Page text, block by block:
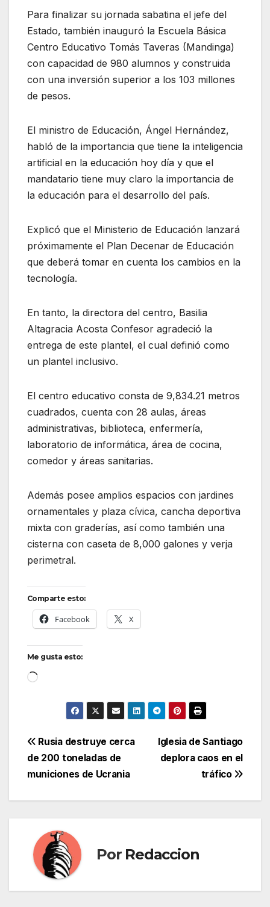
Para finalizar su jornada sabatina el jefe del
Estado, también inauguró la Escuela Básica
Centro Educativo Tomás Taveras (Mandinga)
con capacidad de 980 alumnos y construida
con una inversión superior a los 103 millones
de pesos.
El ministro de Educación, Ángel Hernández,
habló de la importancia que tiene la inteligencia
artificial en la educación hoy día y que el
mandatario tiene muy claro la importancia de
la educación para el desarrollo del país.
Explicó que el Ministerio de Educación lanzará
próximamente el Plan Decenar de Educación
que deberá tomar en cuenta los cambios en la
tecnología.
En tanto, la directora del centro, Basilia
Altagracia Acosta Confesor agradeció la
entrega de este plantel, el cual definió como
un plantel inclusivo.
El centro educativo consta de 9,834.21 metros
cuadrados, cuenta con 28 aulas, áreas
administrativas, biblioteca, enfermería,
laboratorio de informática, área de cocina,
comedor y áreas sanitarias.
Además posee amplios espacios con jardines
ornamentales y plaza cívica, cancha deportiva
mixta con graderías, así como también una
cisterna con caseta de 8,000 galones y verja
perimetral.
Comparte esto:
Facebook X
Me gusta esto:
Cargando...
Navegación
de
entradas
Iglesia de Santiago
deplora caos en el
tráfico
Rusia destruye cerca
de 200 toneladas de
municiones de Ucrania
Por Redaccion